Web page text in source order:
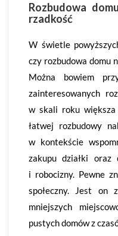
Rozbudowa
rzadkość
W świetle
czy rozbudowa domu
Można bowiem
zainteresowanych
w skali roku
łatwej rozbudowy
w kontekście
zakupu działki oraz
i robocizny. Pewne
społeczny. Jest on
mniejszych
pustych domów z